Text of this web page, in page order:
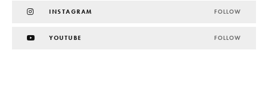
INSTAGRAM FOLLOW
YOUTUBE FOLLOW